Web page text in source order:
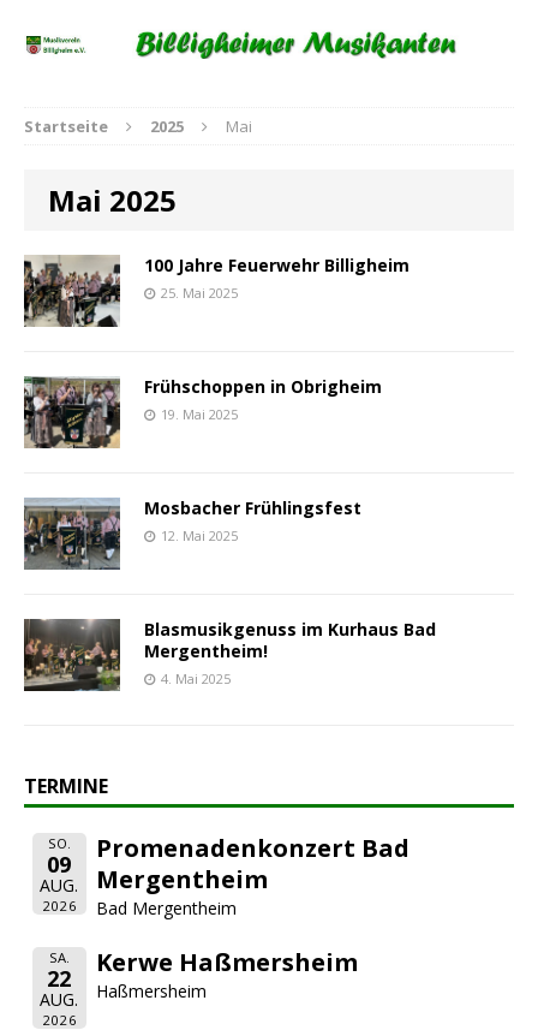
Startseite 2025 Mai
Mai 2025
100 Jahre Feuerwehr Billigheim
25. Mai 2025
Frühschoppen in Obrigheim
19. Mai 2025
Mosbacher Frühlingsfest
12. Mai 2025
Blasmusikgenuss im Kurhaus Bad
Mergentheim!
4. Mai 2025
TERMINE
SO.
09
AUG.
2026
Promenadenkonzert Bad
Mergentheim
Bad Mergentheim
SA.
22
AUG.
2026
Kerwe Haßmersheim
Haßmersheim